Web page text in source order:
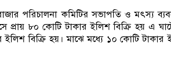
পরিচালনা কমিটির সভাপতি ও মৎস্য
প্রায় ৮০ কোটি টাকার ইলিশ বিক্রি হয় এ
বিক্রি হয়। মাঝে মধ্যে ১০ কোটি টাকার